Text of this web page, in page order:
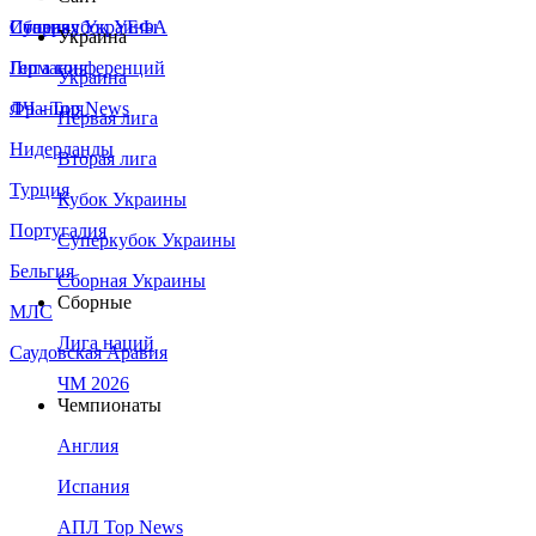
Сборная Украины
Италия
Германия
Франция
Нидерланды
Турция
Португалия
Бельгия
МЛС
Саудовская Аравия
Суперкубок УЕФА
Лига конференций
ЛЧ - Top News
Украина
Украина
Первая лига
Вторая лига
Кубок Украины
Суперкубок Украины
Сборная Украины
Сборные
Лига наций
ЧМ 2026
Чемпионаты
Англия
Испания
АПЛ Top News